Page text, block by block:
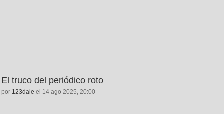
El truco del periódico roto
por 123dale el 14 ago 2025, 20:00